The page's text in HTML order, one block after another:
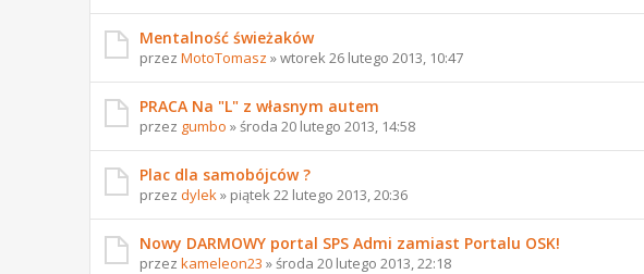
Mentalność świeżaków
przez MotoTomasz » wtorek 26 lutego 2013, 10:47
PRACA Na "L" z własnym autem
przez gumbo » środa 20 lutego 2013, 14:58
Plac dla samobójców ?
przez dylek » piątek 22 lutego 2013, 20:36
Nowy DARMOWY portal SPS Admi zamiast Portalu OSK!
przez kameleon23 » środa 20 lutego 2013, 22:18